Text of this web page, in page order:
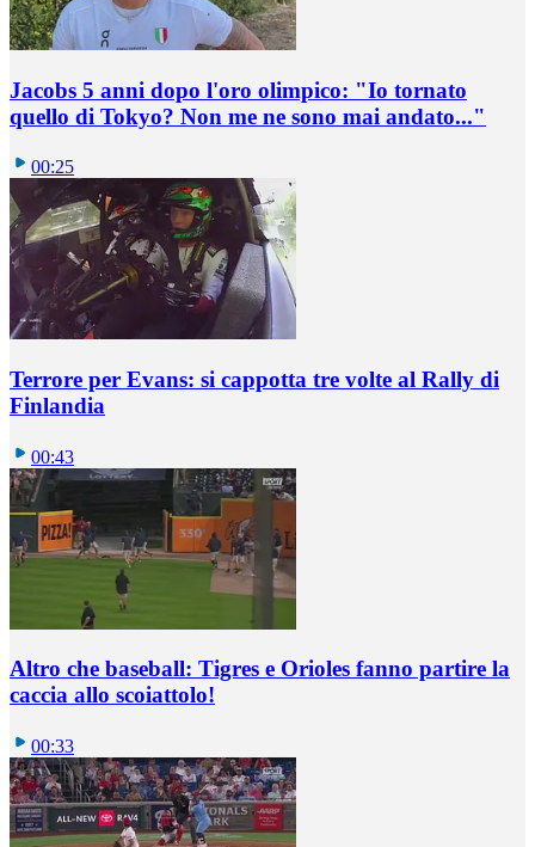
Jacobs 5 anni dopo l'oro olimpico: "Io tornato
quello di Tokyo? Non me ne sono mai andato..."
00:25
Terrore per Evans: si cappotta tre volte al Rally di
Finlandia
00:43
Altro che baseball: Tigres e Orioles fanno partire la
caccia allo scoiattolo!
00:33